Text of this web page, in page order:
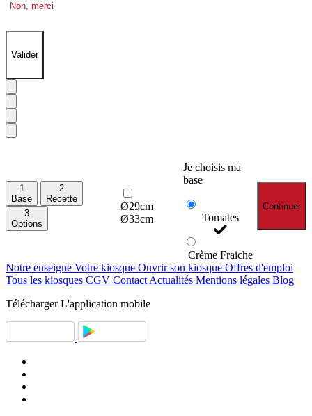
Non, merci
Valider
1
Base
2
Recette
3
Options
Ø29cm
Ø33cm
Je choisis ma
base
Tomates
Crème Fraiche
Continuer
Notre enseigne Votre kiosque Ouvrir son kiosque Offres d'emploi
Tous les kiosques CGV Contact Actualités Mentions légales Blog
Télécharger L'application mobile